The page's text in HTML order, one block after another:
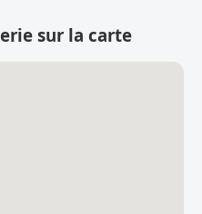
sur la carte